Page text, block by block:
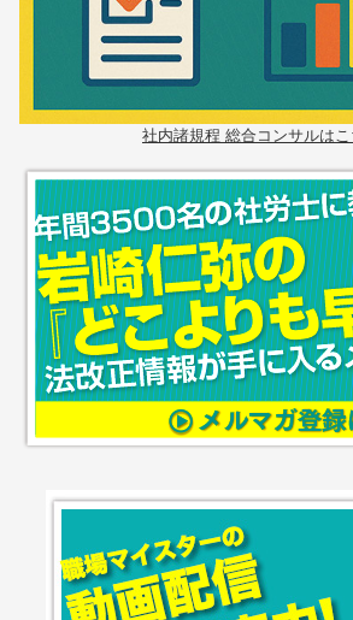
社内諸規程 総合コンサルは